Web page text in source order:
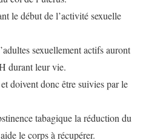
le début de l’activité sexuelle
sexuellement actifs auront
durant leur vie.
doivent donc être suivies par le
tabagique la réduction du
le corps à récupérer.